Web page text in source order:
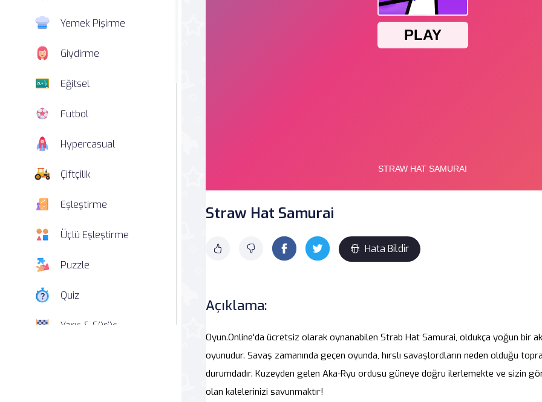
Yemek Pişirme
Giydirme
Eğitsel
Futbol
Hypercasual
Çiftçilik
Eşleştirme
Üçlü Eşleştirme
Puzzle
Quiz
Yarış & Sürüş
Straw Hat Samurai
Hata Bildir
Açıklama:
Oyun.Online'da ücretsiz olarak oynanabilen Strab Hat Samurai, oldukça yoğun bir
oyunudur. Savaş zamanında geçen oyunda, hırslı savaşlordların neden olduğu
durumdadır. Kuzeyden gelen Aka-Ryu ordusu güneye doğru ilerlemekte ve sizin
olan kalelerinizi savunmaktır!